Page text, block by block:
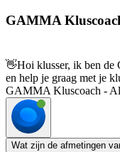
GAMMA
👋Hoi klusser, ik ben de
en help je graag met je
GAMMA Kluscoach -
Wat zijn de afmetingen